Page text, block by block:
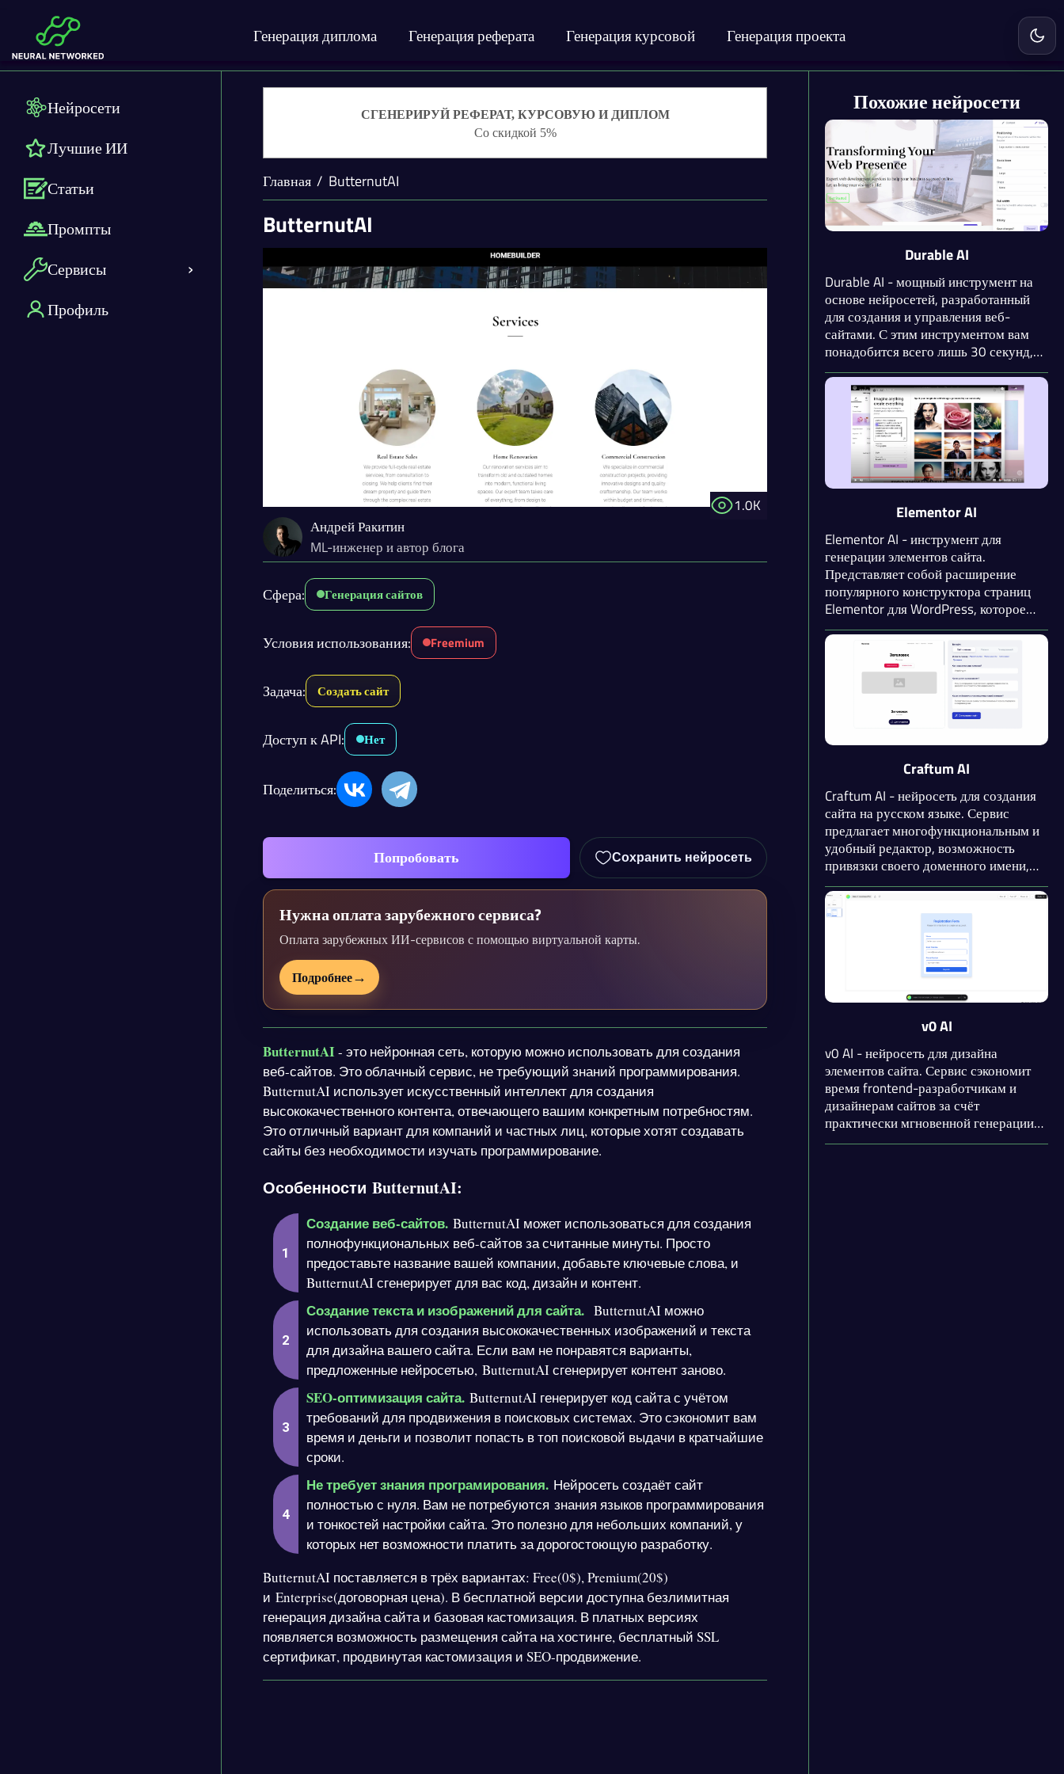
Генерация диплома Генерация реферата Генерация курсовой Генерация проекта
Нейросети
Лучшие ИИ
Статьи
Промпты
Сервисы
Профиль
СГЕНЕРИРУЙ РЕФЕРАТ, КУРСОВУЮ И ДИПЛОМ
Со скидкой 5%
Главная ButternutAI
ButternutAI
1.0K
Андрей Ракитин
ML-инженер и автор блога
Сфера: Генерация сайтов
Условия использования: Freemium
Задача: Создать сайт
Доступ к API: Нет
Поделиться:
Попробовать Сохранить нейросеть
Нужна оплата зарубежного сервиса?
Оплата зарубежных ИИ-сервисов с помощью виртуальной карты.
Подробнее→
ButternutAI- это нейронная сеть, которую можно использовать для создания
веб-сайтов. Это облачный сервис, не требующий знаний программирования.
ButternutAI использует искусственный интеллект для создания
высококачественного контента, отвечающего вашим конкретным потребностям.
Это отличный вариант для компаний и частных лиц, которые хотят создавать
сайты без необходимости изучать программирование.
Особенности ButternutAI:
Создание веб-сайтов.ButternutAI может использоваться для создания
полнофункциональных веб-сайтов за считанные минуты. Просто
предоставьте название вашей компании, добавьте ключевые слова, и
ButternutAI сгенерирует для вас код, дизайн и контент.
Создание текста и изображений для сайта.ButternutAI можно
использовать для создания высококачественных изображений и текста
для дизайна вашего сайта. Если вам не понравятся варианты,
предложенные нейросетью, ButternutAI сгенерирует контент заново.
SEO-оптимизация сайта.ButternutAI генерирует код сайта с учётом
требований для продвижения в поисковых системах. Это сэкономит вам
время и деньги и позволит попасть в топ поисковой выдачи в кратчайшие
сроки.
Не требует знания програмирования. Нейросеть создаёт сайт
полностью с нуля. Вам не потребуются знания языков программирования
и тонкостей настройки сайта. Это полезно для небольших компаний, у
которых нет возможности платить за дорогостоющую разработку.
ButternutAI поставляется в трёх вариантах: Free(0$), Premium(20$)
и Enterprise(договорная цена). В бесплатной версии доступна безлимитная
генерация дизайна сайта и базовая кастомизация. В платных версиях
появляется возможность размещения сайта на хостинге, бесплатный SSL
сертификат, продвинутая кастомизация и SEO-продвижение.
Похожие нейросети
Durable AI
Durable AI - мощный инструмент на
основе нейросетей, разработанный
для создания и управления веб-
сайтами. С этим инструментом вам
понадобится всего лишь 30 секунд,
чтобы создать собственный сайт и
начать привлекать внимание к
вашему бизнесу. Сэкономьте кучу
времени, потому что теперь для
создания сайтов не потребуются
знания языков программирования.
Elementor AI
Elementor AI - инструмент для
генерации элементов сайта.
Представляет собой расширение
популярного конструктора страниц
Elementor для WordPress, которое
использует нейронные сети для
упрощения процесса создания и
редактирования веб-сайтов.
Интуитивно понятный интерфейс и
AI-функции делают Elementor
доступным даже для тех, кто не имеет
опыта в веб-разработке.
Craftum AI
Craftum AI - нейросеть для создания
сайта на русском языке. Сервис
предлагает многофункциональным и
удобный редактор, возможность
привязки своего доменного имени,
бесплатное подключение SSL-
сертификата и настройки для SEO-
продвижения. Нейросеть генерирует
адаптивные сайты с возможностью
интеграции сторонних сервисов.
v0 AI
v0 AI - нейросеть для дизайна
элементов сайта. Сервис сэкономит
время frontend-разработчикам и
дизайнерам сайтов за счёт
практически мгновенной генерации
интерфейсов. Кроме того,